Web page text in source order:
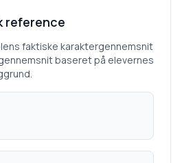
reference
faktiske karaktergennemsnit
baseret på elevernes